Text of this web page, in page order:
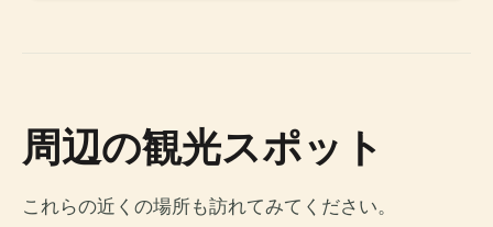
周辺の観光スポット
これらの近くの場所も訪れてみてください。